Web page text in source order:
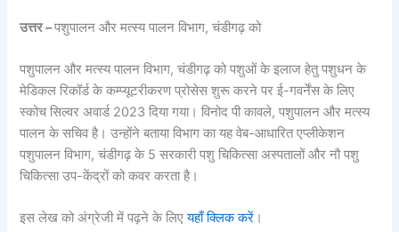
उत्तर –पशुपालन और मत्स्य पालन विभाग, चंडीगढ़ को
पशुपालन और मत्स्य पालन विभाग, चंडीगढ़ को पशुओं के इलाज हेतु पशुधन के
मेडिकल रिकॉर्ड के कम्प्यूटरीकरण प्रोसेस शुरू करने पर ई-गवर्नेंस के लिए
स्कोच सिल्वर अवार्ड 2023 दिया गया। विनोद पी कावले, पशुपालन और मत्स्य
पालन के सचिव है। उन्होंने बताया विभाग का यह वेब-आधारित एप्लीकेशन
पशुपालन विभाग, चंडीगढ़ के 5 सरकारी पशु चिकित्सा अस्पतालों और नौ पशु
चिकित्सा उप-केंद्रों को कवर करता है।
इस लेख को अंग्रेजी में पढ़ने के लिएयहाँ क्लिक करें ।